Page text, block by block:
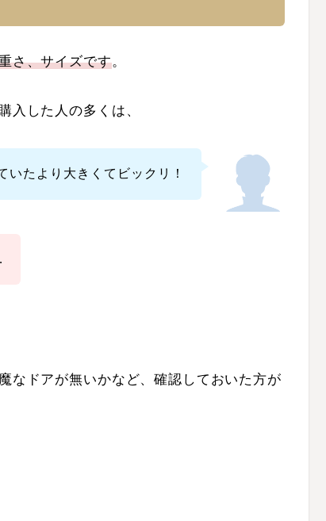
さ、サイズです。
入した人の多くは、
いたより大きくてビックリ！
なドアが無いかなど、確認しておいた方が